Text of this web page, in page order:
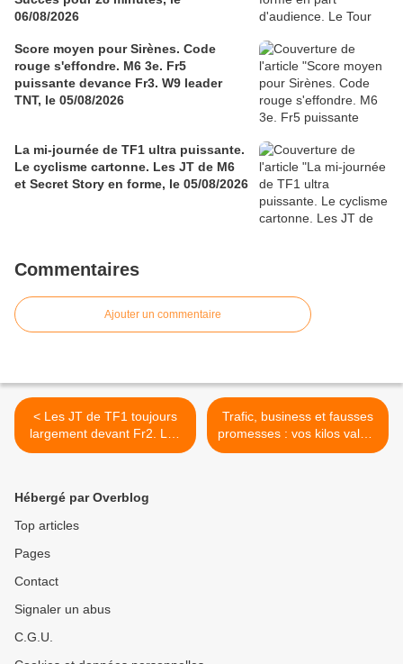
06/08/2026
Score moyen pour Sirènes. Code
rouge s'effondre. M6 3e. Fr5
puissante devance Fr3. W9 leader
TNT, le 05/08/2026
La mi-journée de TF1 ultra puissante.
Le cyclisme cartonne. Les JT de M6
et Secret Story en forme, le 05/08/2026
Commentaires
Ajouter un commentaire
< Les JT de TF1 toujours
largement devant Fr2. Les
feuilletons du soir de TF1
19/05/2026
Trafic, business et fausses
promesses : vos kilos valent
de l’or ! Ce soir à 23h10 sur
Hébergé par Overblog
Top articles
Pages
Contact
Signaler un abus
C.G.U.